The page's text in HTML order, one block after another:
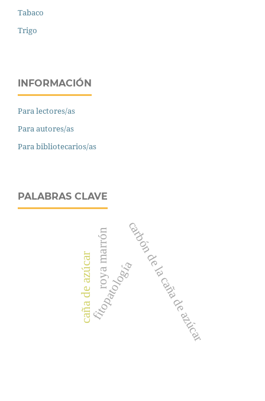
Tabaco
Trigo
INFORMACIÓN
Para lectores/as
Para autores/as
Para bibliotecarios/as
PALABRAS CLAVE
caña de azúcarfitopatologíacarbón de la caña de azúcar
roya marrón